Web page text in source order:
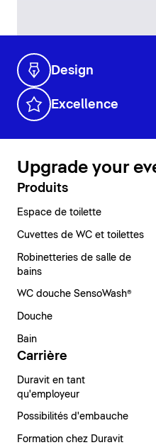
Design
Excellence
Upgrade your
Produits
Espace de toilette
Cuvettes de WC et toilettes
Robinetteries de salle de
bains
WC douche SensoWash®
Douche
Bain
Carrière
Duravit en tant
qu'employeur
Possibilités d'embauche
Formation chez Duravit